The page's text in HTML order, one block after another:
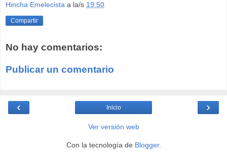
Hincha Emelecista a la/s 19:50
Compartir
No hay comentarios:
Publicar un comentario
‹ ›
Inicio
Ver versión web
Con la tecnología de Blogger.